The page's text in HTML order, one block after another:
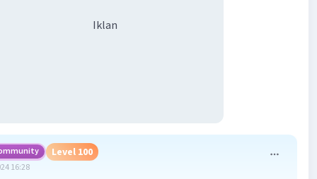
Iklan
Level 100
16:28